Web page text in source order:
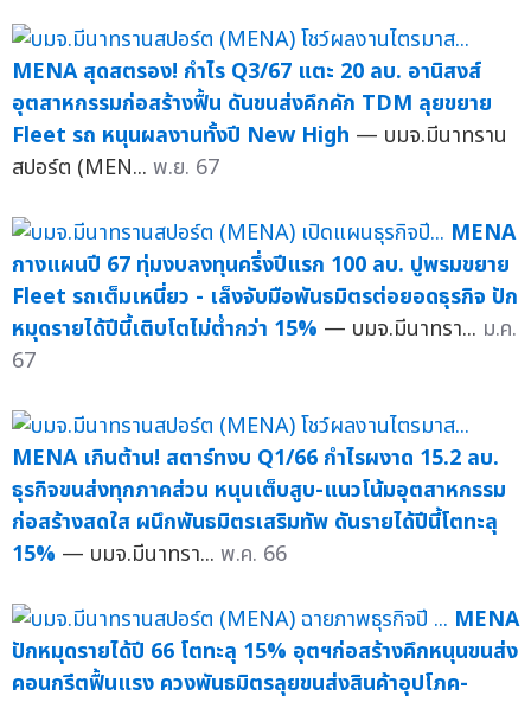
MENA สุดสตรอง! กำไร Q3/67 แตะ 20 ลบ. อานิสงส์
อุตสาหกรรมก่อสร้างฟื้น ดันขนส่งคึกคัก TDM ลุยขยาย
Fleet รถ หนุนผลงานทั้งปี New High — บมจ.มีนาทราน
สปอร์ต (MEN... พ.ย. 67
MENA
กางแผนปี 67 ทุ่มงบลงทุนครึ่งปีแรก 100 ลบ. ปูพรมขยาย
Fleet รถเต็มเหนี่ยว - เล็งจับมือพันธมิตรต่อยอดธุรกิจ ปัก
หมุดรายได้ปีนี้เติบโตไม่ต่ำกว่า 15% — บมจ.มีนาทรา... ม.ค.
67
MENA เกินต้าน! สตาร์ทงบ Q1/66 กำไรผงาด 15.2 ลบ.
ธุรกิจขนส่งทุกภาคส่วน หนุนเต็บสูบ-แนวโน้มอุตสาหกรรม
ก่อสร้างสดใส ผนึกพันธมิตรเสริมทัพ ดันรายได้ปีนี้โตทะลุ
15% — บมจ.มีนาทรา... พ.ค. 66
MENA
ปักหมุดรายได้ปี 66 โตทะลุ 15% อุตฯก่อสร้างคึกหนุนขนส่ง
คอนกรีตฟื้นแรง ควงพันธมิตรลุยขนส่งสินค้าอุปโภค-